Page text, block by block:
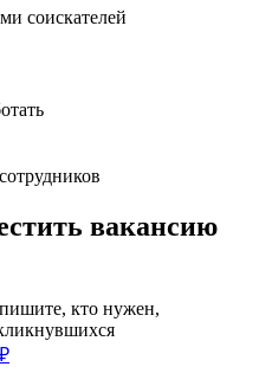
соискателей
вакансию
кто нужен,
₽